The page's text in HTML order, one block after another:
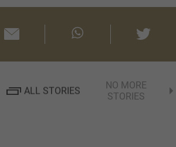
ALL STORIES
NO MORE
STORIES